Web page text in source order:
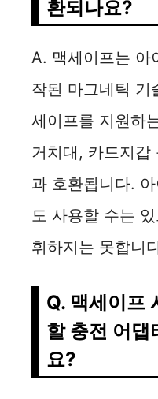
환되나요?
A. 맥세이프는 아
작된 마그네틱 기
세이프를 지원하
거치대, 카드지갑
과 호환됩니다.
도 사용할 수는
휘하지는 못합니
Q. 맥세이프
할 충전 어댑
요?